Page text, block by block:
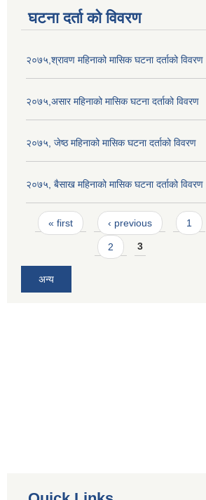
घटना दर्ता को विवरण
२०७५,श्रावण महिनाको मासिक घटना दर्ताको विवरण
२०७५,असार महिनाको मासिक घटना दर्ताको विवरण
२०७५, जेष्ठ महिनाको मासिक घटना दर्ताको विवरण
२०७५, बैसाख महिनाको मासिक घटना दर्ताको विवरण
Pages
« first ‹ previous 1
2 3
अन्य